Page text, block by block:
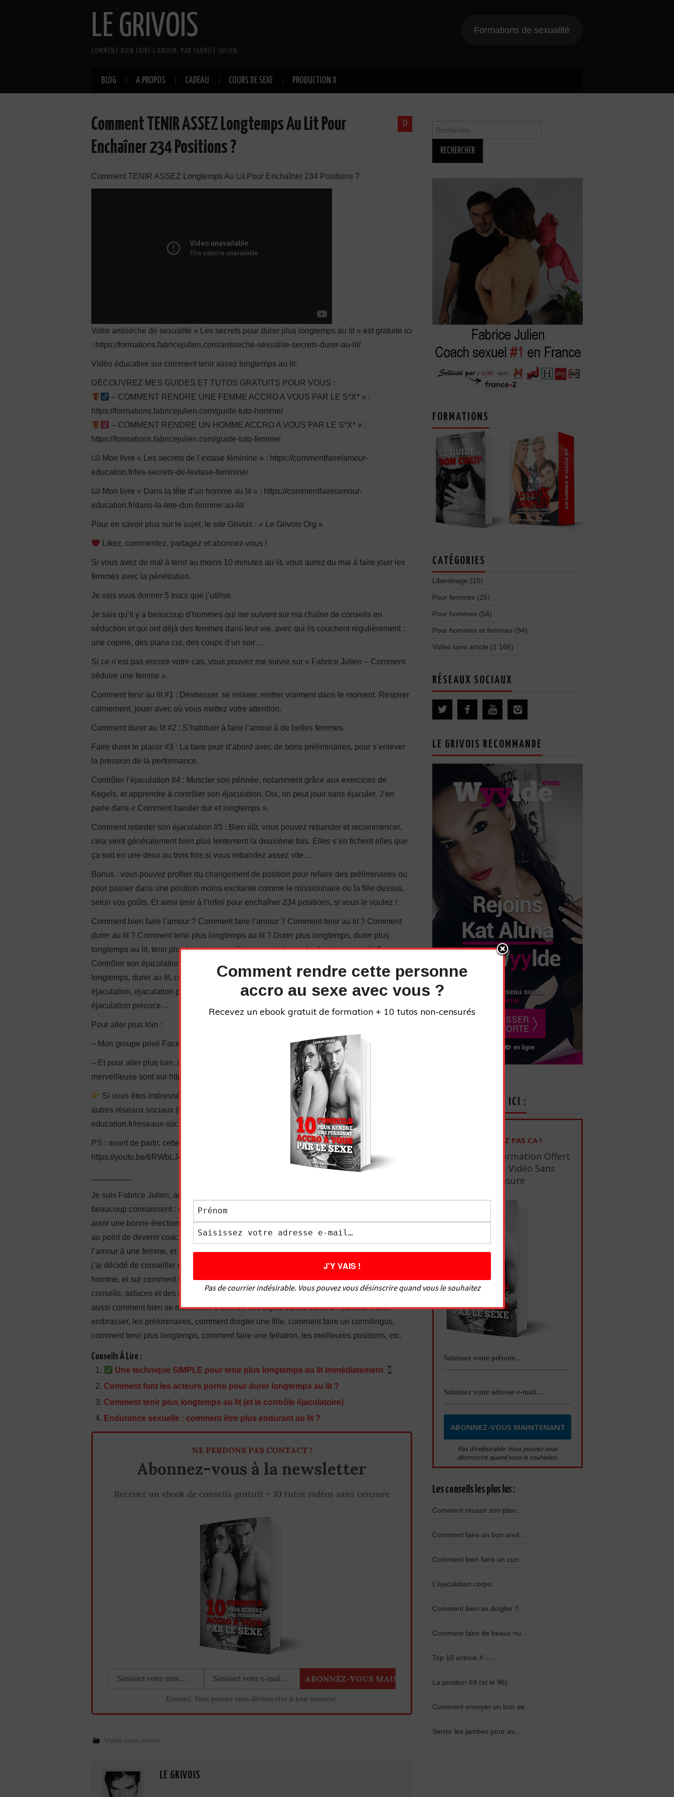
LE GRIVOIS
COMMENT BIEN FAIRE L'AMOUR, PAR FABRICE JULIEN
Formations de sexualité
BLOG A PROPOS CADEAU COURS DE SEXE PRODUCTION X
0
Comment TENIR ASSEZ Longtemps Au Lit Pour
Enchaîner 234 Positions ?
Comment TENIR ASSEZ Longtemps Au Lit Pour Enchaîner 234 Positions ?
Votre antisèche de sexualité « Les secrets pour durer plus longtemps au lit » est gratuite ici
: https://formations.fabricejulien.com/antiseche-sexualite-secrets-durer-au-lit/
Vidéo éducative sur comment tenir assez longtemps au lit.
DÉCOUVREZ MES GUIDES ET TUTOS GRATUITS POUR VOUS :
– COMMENT RENDRE UNE FEMME ACCRO A VOUS PAR LE S*X* » :
https://formations.fabricejulien.com/guide-tuto-homme/
– COMMENT RENDRE UN HOMME ACCRO A VOUS PAR LE S*X* » :
https://formations.fabricejulien.com/guide-tuto-femme/
Mon livre « Les secrets de l’extase féminine » : https://commentfairelamour-
education.fr/les-secrets-de-lextase-feminine/
Mon livre « Dans la tête d’un homme au lit » : https://commentfairelamour-
education.fr/dans-la-tete-dun-homme-au-lit/
Pour en savoir plus sur le sujet, le site Grivois : « Le Grivois Org »
Likez, commentez, partagez et abonnez-vous !
Si vous avez du mal à tenir au moins 10 minutes au lit, vous aurez du mal à faire jouir les
femmes avec la pénétration.
Je vais vous donner 5 trucs que j’utilise.
Je sais qu’il y a beaucoup d’hommes qui me suivent sur ma chaîne de conseils en
séduction et qui ont déjà des femmes dans leur vie, avec qui ils couchent régulièrement :
une copine, des plans cul, des coups d’un soir…
Si ce n’est pas encore votre cas, vous pouvez me suivre sur « Fabrice Julien – Comment
séduire une femme ».
Comment tenir au lit #1 : Déstresser, se relaxer, rentrer vraiment dans le moment. Respirer
calmement, jouer avec où vous mettez votre attention.
Comment durer au lit #2 : S’habituer à faire l’amour à de belles femmes.
Faire durer le plaisir #3 : La faire jouir d’abord avec de bons préliminaires, pour s’enlever
la pression de la performance.
Contrôler l’éjaculation #4 : Muscler son périnée, notamment grâce aux exercices de
Kegels, et apprendre à contrôler son éjaculation. Oui, on peut jouir sans éjaculer. J’en
parle dans « Comment bander dur et longtemps ».
Comment retarder son éjaculation #5 : Bien sûr, vous pouvez rebander et recommencer,
cela vient généralement bien plus lentement la deuxième fois. Elles s’en fichent elles que
ça soit en une deux ou trois fois si vous rebandez assez vite…
Bonus : vous pouvez profiter du changement de position pour refaire des préliminaires ou
pour passer dans une position moins excitante comme le missionnaire ou la fille dessus,
selon vos goûts. Et ainsi tenir à l’infini pour enchaîner 234 positions, si vous le voulez !
Comment bien faire l’amour ? Comment faire l’amour ? Comment tenir au lit ? Comment
durer au lit ? Comment tenir plus longtemps au lit ? Durer plus longtemps, durer plus
longtemps au lit, tenir plus longtemps au lit, comment durer plus longtemps au lit ?
Contrôler son éjaculation, faire durer le plaisir, comment retarder l’éjaculation ? Tenir plus
longtemps, durer au lit, comment faire durer un rapport plus longtemps ? Retarder
éjaculation, ejaculation precoce, éjaculation prématurée, durer longtemps au lit,
éjaculation précoce…
Pour aller plus loin :
– Mon groupe privé Facebook : https://www.facebook.com/groups/communautecyprine/
– Et pour aller plus loin, mes formations pour devenir un super amant ou une amante
merveilleuse sont sur https://commentfairelamour-education.fr/formations-le-grivois/
Si vous êtes intéressé, n’hésitez pas à venir consulter mon site ou me suivre sur mes
autres réseaux sociaux (il y a du contenu inédit) : https://commentfairelamour-
education.fr/reseaux-sociaux-de-fabrice-le-grivois/
PS : avant de partir, cette autre vidéo pourrait bien vous intéresser
:
https://youtu.be/6RWbLJedBbk
Je suis Fabrice Julien, ancien timide au parcours difficile. J’ai connu les problèmes que
beaucoup connaissent : manque de confiance en soi, éjaculation précoce, difficultés à
avoir une bonne érection, complexes…Je me suis formé pour devenir un bon coup au lit,
au point de devenir coach en sexualité, et d’aider de nombreux hommes à bien faire
l’amour à une femme, et même à faire jouir une fille. Soucieux de satisfaire tout le monde,
j’ai décidé de conseiller également les femmes sur comment bien faire l’amour à un
homme, et sur comment donner du plaisir à un homme. Le Grivois vous donne des
conseils, astuces et des techniques sexuelles pour savoir comment faire l’amour mais
aussi comment bien se masturber. J’aborde des sujets variés comme : comment bien
embrasser, les préliminaires, comment doigter une fille, comment faire un cunnilingus,
comment tenir plus longtemps, comment faire une fellation, les meilleures positions, etc.
Conseils À Lire :
Une technique SIMPLE pour tenir plus longtemps au lit immédiatement
Comment font les acteurs porno pour durer longtemps au lit ?
Comment tenir plus longtemps au lit (et le contrôle éjaculatoire)
Endurance sexuelle : comment être plus endurant au lit ?
NE PERDONS PAS CONTACT !
Abonnez-vous à la newsletter
Recevez un ebook de conseils gratuit + 10 tutos vidéos sans censure
Essayez. Vous pouvez vous désinscrire à tout moment.
Vidéo sans article
LE GRIVOIS
FORMATIONS
CATÉGORIES
Libertinage (15)
Pour femmes (25)
Pour hommes (54)
Pour hommes et femmes (94)
Vidéo sans article (1 166)
RÉSEAUX SOCIAUX
LE GRIVOIS RECOMMANDE
INSCRIVEZ-VOUS ICI :
NE RATEZ PAS CA !
1 Ebook De Formation Offert
+ 10 Tutos Vidéo Sans
Censure
Pas d’indésirable. Vous pouvez vous
désinscrire quand vous le souhaitez.
Les conseils les plus lus :
Comment réussir son plan...
Comment faire un bon anul...
Comment bien faire un cun...
L’éjaculation corpo...
Comment bien se doigter ?...
Comment faire de beaux nu...
Top 10 actrice X –...
La position 69 (et le 96)
Comment envoyer un bon se...
Serrer les jambes pour av...
Comment rendre cette personne
accro au sexe avec vous ?
Recevez un ebook gratuit de formation + 10 tutos non-censurés
Pas de courrier indésirable. Vous pouvez vous désinscrire quand vous le souhaitez